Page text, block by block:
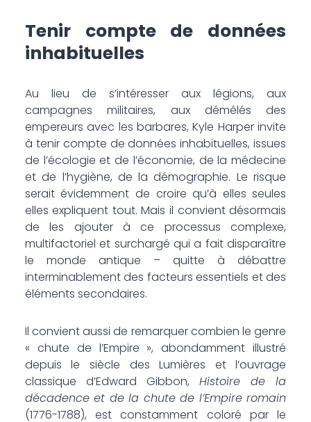
Tenir compte de données
inhabituelles
Au lieu de s’intéresser aux légions, aux
campagnes militaires, aux démêlés des
empereurs avec les barbares, Kyle Harper invite
à tenir compte de données inhabituelles, issues
de l’écologie et de l’économie, de la médecine
et de l’hygiène, de la démographie. Le risque
serait évidemment de croire qu’à elles seules
elles expliquent tout. Mais il convient désormais
de les ajouter à ce processus complexe,
multifactoriel et surchargé qui a fait disparaître
le monde antique – quitte à débattre
interminablement des facteurs essentiels et des
éléments secondaires.
Il convient aussi de remarquer combien le genre
« chute de l’Empire », abondamment illustré
depuis le siècle des Lumières et l’ouvrage
classique d’Edward Gibbon,Histoire de la
décadence et de la chute de l’Empire romain
(1776-1788), est constamment coloré par le